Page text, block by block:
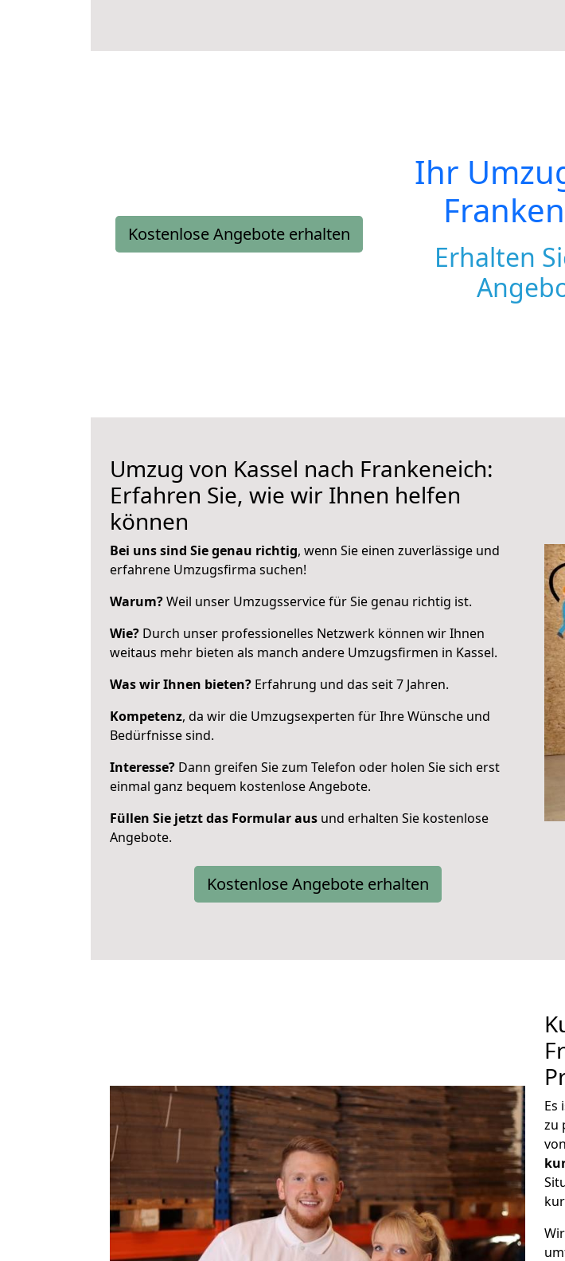
Kostenlose Angebote erhalten
Ihr
Erhalten
Umzug von Kassel nach Frankeneich:
Erfahren Sie, wie wir Ihnen helfen
können
Bei uns sind Sie genau richtig, wenn Sie einen zuverlässige und
erfahrene Umzugsfirma suchen!
Warum?Weil unser Umzugsservice für Sie genau richtig ist.
Wie? Durch unser professionelles Netzwerk können wir Ihnen
weitaus mehr bieten als manch andere Umzugsfirmen in Kassel.
Was wir Ihnen bieten? Erfahrung und das seit 7 Jahren.
Kompetenz, da wir die Umzugsexperten für Ihre Wünsche und
Bedürfnisse sind.
Interesse? Dann greifen Sie zum Telefon oder holen Sie sich erst
einmal ganz bequem kostenlose Angebote.
Füllen Sie jetzt das Formular aus und erhalten Sie kostenlose
Angebote.
Kostenlose Angebote erhalten
Es
zu